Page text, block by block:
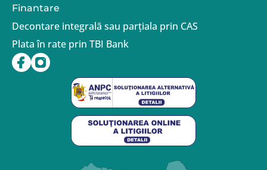
Finantare
Decontare integrală sau parțiala prin CAS
Plata în rate prin TBI Bank